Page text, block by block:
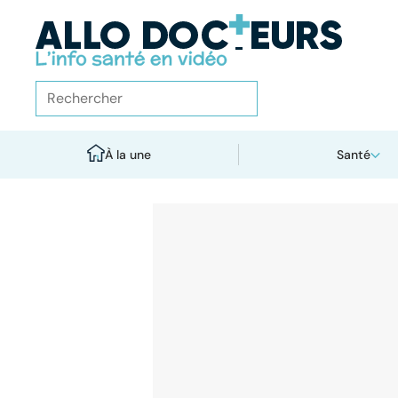
À la une Santé